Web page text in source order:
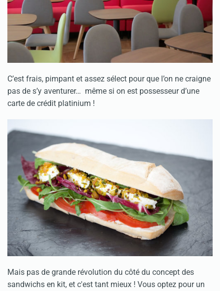
C’est frais, pimpant et assez sélect pour que l’on ne craigne
pas de s’y aventurer… même si on est possesseur d’une
carte de crédit platinium !
Mais pas de grande révolution du côté du concept des
sandwichs en kit, et c'est tant mieux ! Vous optez pour un